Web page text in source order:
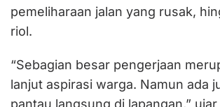
pemeliharaan jalan yang rusak,
riol.
“Sebagian besar pengerjaan
lanjut aspirasi warga. Namun ada
pantau langsung di lapangan,”